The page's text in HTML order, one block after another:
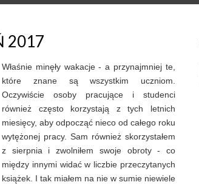
2017
Właśnie minęły wakacje - a przynajmniej te,
które znane są wszystkim uczniom.
Oczywiście osoby pracujące i studenci
również często korzystają z tych letnich
miesięcy, aby odpocząć nieco od całego roku
wytężonej pracy. Sam również skorzystałem
z sierpnia i zwolniłem swoje obroty - co
między innymi widać w liczbie przeczytanych
książek. I tak miałem na nie w sumie niewiele